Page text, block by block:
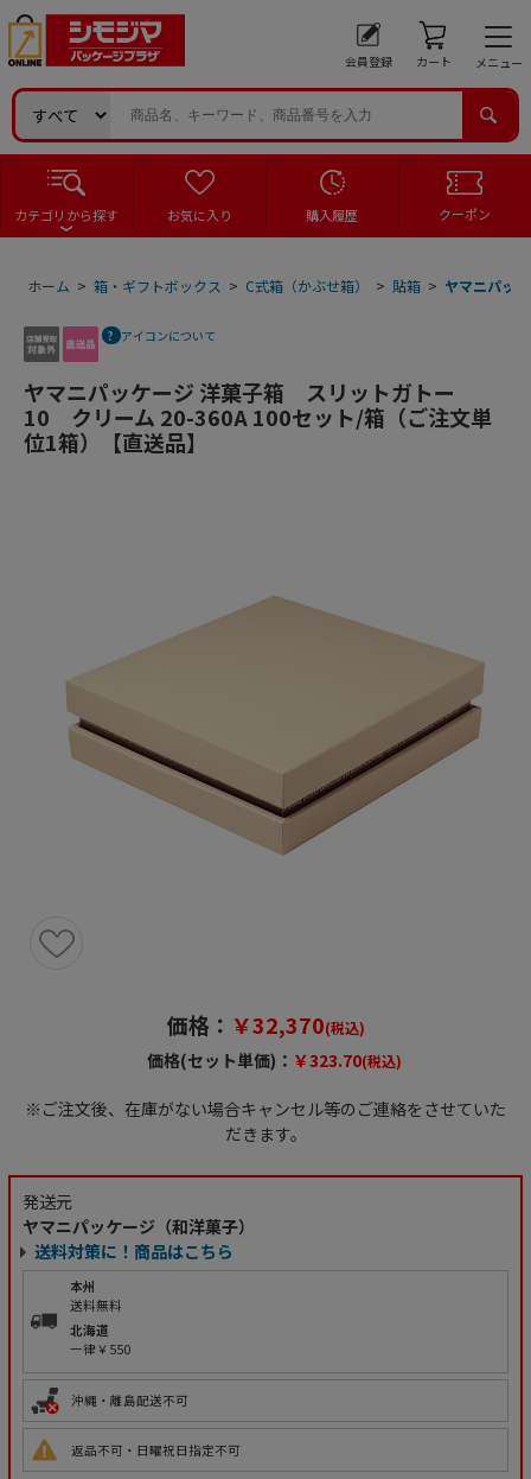
会員登録 カート メニュー
カテゴリから探す お気に入り 購入履歴 クーポン
ホーム > 箱・ギフトボックス > C式箱（かぶせ箱） > 貼箱 > ヤマニパッ
アイコンについて
ヤマニパッケージ 洋菓子箱 スリットガトー
10 クリーム 20-360A 100セット/箱（ご注文単
位1箱）【直送品】
価格： ￥32,370(税込)
価格(セット単価)： ￥323.70(税込)
※ご注文後、在庫がない場合キャンセル等のご連絡をさせていた
だきます。
発送元
ヤマニパッケージ（和洋菓子）
送料対策に！商品はこちら
本州
送料無料
北海道
一律￥550
沖縄・離島配送不可
返品不可・日曜祝日指定不可